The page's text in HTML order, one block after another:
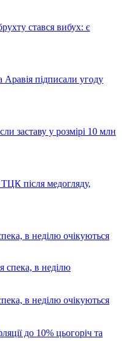
стався вибух: є
Аравія підписали угоду
заставу у розмірі 10 млн
після медогляду,
в неділю очікуються
в неділю очікуються